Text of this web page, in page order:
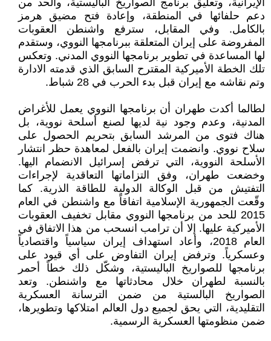
الإيرانية، وتعليق برنامج الصواريخ الباليستية، والحد من
دعم حلفائها في المنطقة، وإعادة فتح مضيق هرمز
بالكامل. وفي المقابل، سترفع واشنطن العقوبات
المفروضة على إيران المتعلقة ببرنامجها النووي، وستقدم
لها المساعدة في تطوير برنامجها النووي المدني. وتعكس
تلك الخطة الأميركية المقترح السابق الذي قدمته الادارة
وتم نقاشه مع إيران قبل بدء الحرب في 28 شباط.
لطالما أكدت طهران أن برنامجها النووي يعمل للأغراض
المدنية، وعدم وجود نية لديها لصنع أسلحة نووية، بل
هناك فتوى من المرشد السابق بتحريم الحصول على
سلاح نووي. وانضمت إيران بالفعل لمعاهدة حظر انتشار
الأسلحة النووية، التي ترفض إسرائيل الانضمام اليها.
وخضعت طهران، وفق التزاماتها التعاقدية لإجراءات
التفتيش من قبل الوكالة الدولية للطاقة الذرية. كما
وقّعت الجمهورية الإسلامية اتفاقاً مع واشنطن في العام
2015 للحد من برنامجها النووي مقابل تخفيف العقوبات
الأميركية عليها. إلا أن ترامب انسحب من هذا الاتفاق في
العام 2018، وأعاد استهداف إيران سياسياً واقتصادياً
وعسكرياً. وترفض إيران التفاوض على أي قيود على
برنامجها للصواريخ الباليستية، وشكّل ذلك خطاً أحمر
بالنسبة لطهران خلال محادثاتها مع واشنطن. وتعد
الصواريخ البالستية من ضمن الترسانة العسكرية
التقليدية، التي يحق لجميع دول العالم امتلاكها وتطويرها،
ضمن منظومتها العسكرية الرسمية.